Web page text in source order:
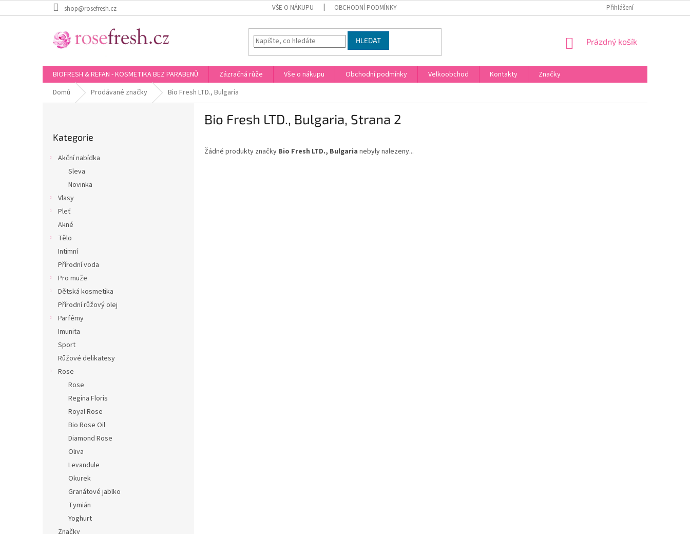
na
shop@rosefresh.cz VŠE O NÁKUPU OBCHODNÍ PODMÍNKY Přihlášení
HLEDAT
NÁKUPNÍ
Prázdný košík
BIOFRESH & REFAN - KOSMETIKA BEZ PARABENŮ Zázračná růže Vše o nákupu Obchodní podmínky Velkoobchod Kontakty
Značky
Domů
Prodávané značky Bio Fresh LTD., Bulgaria
kategorie
Kategorie
Akční nabídka
Sleva
Novinka
Vlasy
Pleť
Akné
Tělo
Intimní
Přírodní voda
Pro muže
Dětská kosmetika
Přírodní růžový olej
Parfémy
Imunita
Sport
Růžové delikatesy
Rose
Rose
Regina Floris
Royal Rose
Bio Rose Oil
Diamond Rose
Oliva
Levandule
Okurek
Granátové jablko
Tymián
Yoghurt
Značky
Bio Fresh LTD., Bulgaria, Strana 2
Žádné produkty značky Bio Fresh LTD., Bulgaria nebyly nalezeny...